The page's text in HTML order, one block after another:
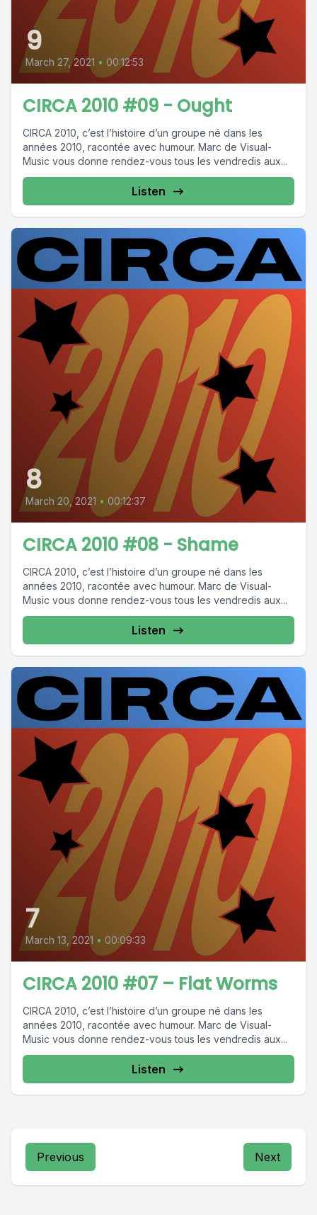
9
March 27, 2021 • 00:12:53
CIRCA 2010 #09 - Ought
CIRCA 2010, c’est l’histoire d’un groupe né dans les
années 2010, racontée avec humour. Marc de Visual-
Music vous donne rendez-vous tous les vendredis aux...
Listen
8
March 20, 2021 • 00:12:37
CIRCA 2010 #08 - Shame
CIRCA 2010, c’est l’histoire d’un groupe né dans les
années 2010, racontée avec humour. Marc de Visual-
Music vous donne rendez-vous tous les vendredis aux...
Listen
7
March 13, 2021 • 00:09:33
CIRCA 2010 #07 – Flat Worms
CIRCA 2010, c’est l’histoire d’un groupe né dans les
années 2010, racontée avec humour. Marc de Visual-
Music vous donne rendez-vous tous les vendredis aux...
Listen
Previous Next